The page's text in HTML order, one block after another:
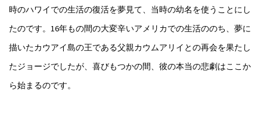
時のハワイでの生活の復活を夢見て、当時の幼名を使うことにし
たのです。16年もの間の大変辛いアメリカでの生活ののち、夢に
描いたカウアイ島の王である父親カウムアリイとの再会を果たし
たジョージでしたが、喜びもつかの間、彼の本当の悲劇はここか
ら始まるのです。